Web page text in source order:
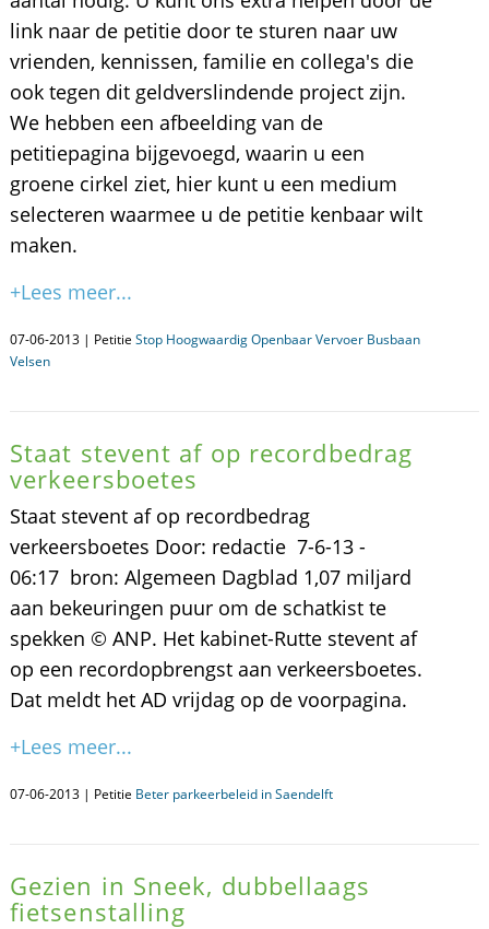
link naar de petitie door te sturen naar uw
vrienden, kennissen, familie en collega's die
ook tegen dit geldverslindende project zijn.
We hebben een afbeelding van de
petitiepagina bijgevoegd, waarin u een
groene cirkel ziet, hier kunt u een medium
selecteren waarmee u de petitie kenbaar wilt
maken.
+Lees meer...
07-06-2013 | Petitie Stop Hoogwaardig Openbaar Vervoer Busbaan
Velsen
Staat stevent af op recordbedrag
verkeersboetes
Staat stevent af op recordbedrag
verkeersboetes Door: redactie 7-6-13 -
06:17 bron: Algemeen Dagblad 1,07 miljard
aan bekeuringen puur om de schatkist te
spekken © ANP. Het kabinet-Rutte stevent af
op een recordopbrengst aan verkeersboetes.
Dat meldt het AD vrijdag op de voorpagina.
+Lees meer...
07-06-2013 | Petitie Beter parkeerbeleid in Saendelft
Gezien in Sneek, dubbellaags
fietsenstalling